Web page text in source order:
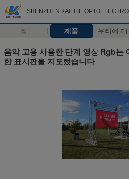
SHENZHEN KAILITE
집 제품 우리에 대
음악 고용 사용한 단계 영상 Rgb는
한 표시판을 지도했습니다